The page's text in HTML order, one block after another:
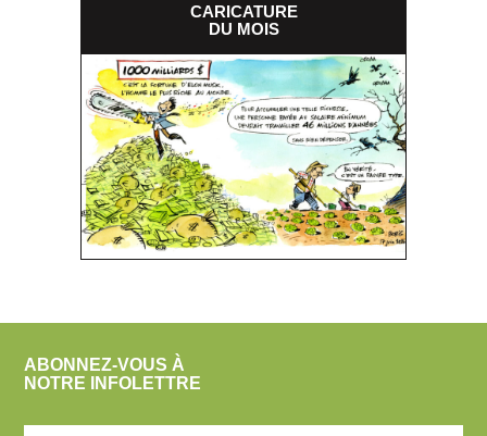
CARICATURE
DU MOIS
ABONNEZ-VOUS À
NOTRE INFOLETTRE